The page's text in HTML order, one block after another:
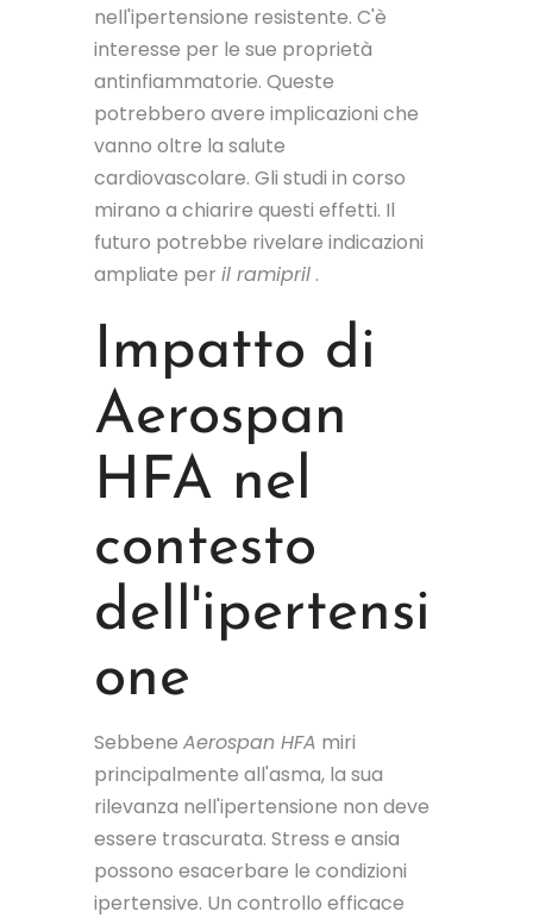
nell'ipertensione resistente. C'è
interesse per le sue proprietà
antinfiammatorie. Queste
potrebbero avere implicazioni che
vanno oltre la salute
cardiovascolare. Gli studi in corso
mirano a chiarire questi effetti. Il
futuro potrebbe rivelare indicazioni
ampliate per il ramipril .
Impatto di
Aerospan
HFA nel
contesto
dell'ipertensi
one
Sebbene Aerospan HFA miri
principalmente all'asma, la sua
rilevanza nell'ipertensione non deve
essere trascurata. Stress e ansia
possono esacerbare le condizioni
ipertensive. Un controllo efficace